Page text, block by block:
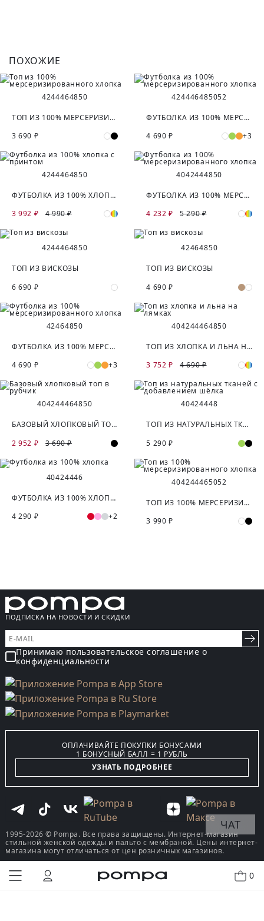
0
КУПИТЬ В ОДИН КЛИК
ПОХОЖИЕ
4244464850
ТОП ИЗ 100% МЕРСЕРИЗИРОВАННОГО ХЛОПКА
3 690 ₽
424446485052
ФУТБОЛКА ИЗ 100% МЕРСЕРИЗИРОВАННОГО ХЛОПКА
4 690 ₽
+3
4244464850
ФУТБОЛКА ИЗ 100% ХЛОПКА С ПРИНТОМ
3 992 ₽
4 990 ₽
4042444850
ФУТБОЛКА ИЗ 100% МЕРСЕРИЗИРОВАННОГО ХЛОПКА
4 232 ₽
5 290 ₽
4244464850
ТОП ИЗ ВИСКОЗЫ
6 690 ₽
42464850
ТОП ИЗ ВИСКОЗЫ
4 690 ₽
42464850
ФУТБОЛКА ИЗ 100% МЕРСЕРИЗИРОВАННОГО ХЛОПКА
4 690 ₽
+3
404244464850
ТОП ИЗ ХЛОПКА И ЛЬНА НА ЛЯМКАХ
3 752 ₽
4 690 ₽
404244464850
БАЗОВЫЙ ХЛОПКОВЫЙ ТОП В РУБЧИК
2 952 ₽
3 690 ₽
40424448
ТОП ИЗ НАТУРАЛЬНЫХ ТКАНЕЙ С ДОБАВЛЕНИЕМ ШЁЛКА
5 290 ₽
40424446
ФУТБОЛКА ИЗ 100% ХЛОПКА
4 290 ₽
+2
404244465052
ТОП ИЗ 100% МЕРСЕРИЗИРОВАННОГО ХЛОПКА
3 990 ₽
ПОДПИСКА НА НОВОСТИ И СКИДКИ
Принимаю пользовательское соглашение о
конфиденциальности
ОПЛАЧИВАЙТЕ ПОКУПКИ БОНУСАМИ
1 БОНУСНЫЙ БАЛЛ = 1 РУБЛЬ
УЗНАТЬ ПОДРОБНЕЕ
1995-2026 © Pompa. Все права защищены. Интернет-магазин
стильной женской одежды и пальто с мембраной. Цены интернет-
магазина могут отличаться от цен розничных магазинов.
ЧАТ